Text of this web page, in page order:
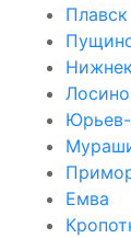
Плавск
Емва